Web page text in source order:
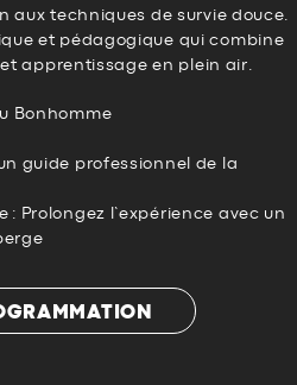
aux techniques de survie douce.
et pédagogique qui combine
apprentissage en plein air.
Bonhomme
guide professionnel de la
: Prolongez l’expérience avec un